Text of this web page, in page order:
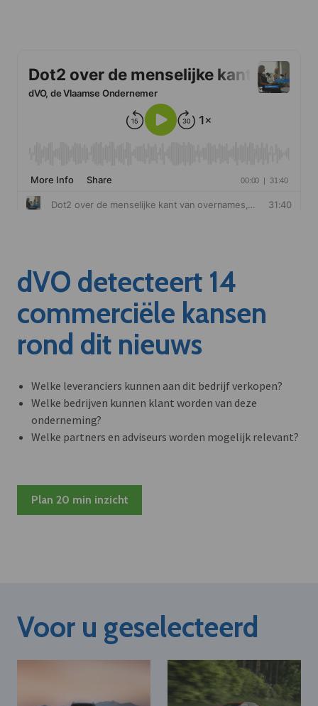
dVO detecteert 14
commerciële kansen
rond dit nieuws
Welke leveranciers kunnen aan dit bedrijf verkopen?
Welke bedrijven kunnen klant worden van deze
onderneming?
Welke partners en adviseurs worden mogelijk relevant?
Plan 20 min inzicht
Voor u geselecteerd